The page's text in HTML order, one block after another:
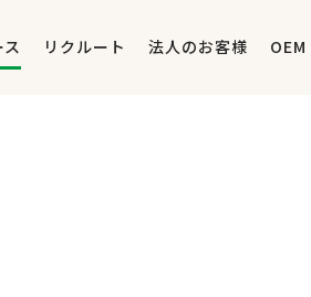
リクルート 法人のお客様 OEM